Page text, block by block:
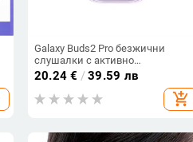
Galaxy Buds2 Pro безжични
слушалки с активно
шумопотискане, корпус от
стоманена мрежа R510
20.24 € /39.59 лв
add_shopping_cart